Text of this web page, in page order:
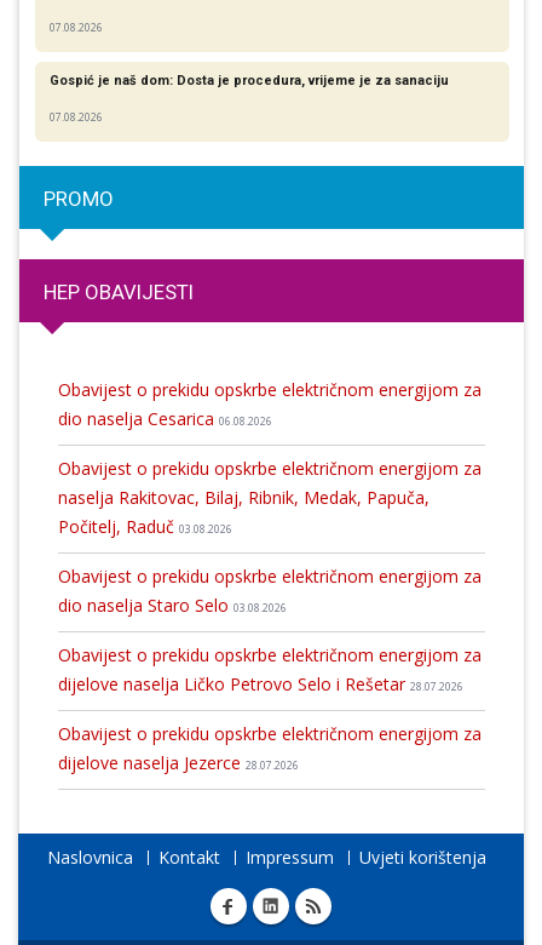
07.08.2026
Gospić je naš dom: Dosta je procedura, vrijeme je za sanaciju
07.08.2026
PROMO
HEP OBAVIJESTI
Obavijest o prekidu opskrbe električnom energijom za
dio naselja Cesarica 06.08.2026
Obavijest o prekidu opskrbe električnom energijom za
naselja Rakitovac, Bilaj, Ribnik, Medak, Papuča,
Počitelj, Raduč 03.08.2026
Obavijest o prekidu opskrbe električnom energijom za
dio naselja Staro Selo 03.08.2026
Obavijest o prekidu opskrbe električnom energijom za
dijelove naselja Ličko Petrovo Selo i Rešetar 28.07.2026
Obavijest o prekidu opskrbe električnom energijom za
dijelove naselja Jezerce 28.07.2026
Naslovnica Kontakt Impressum Uvjeti korištenja